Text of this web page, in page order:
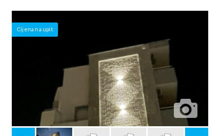
Cijena na upit